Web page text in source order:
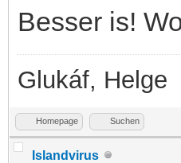
Besser is!
Glukáf, Helge
Homepage Suchen
Islandvirus